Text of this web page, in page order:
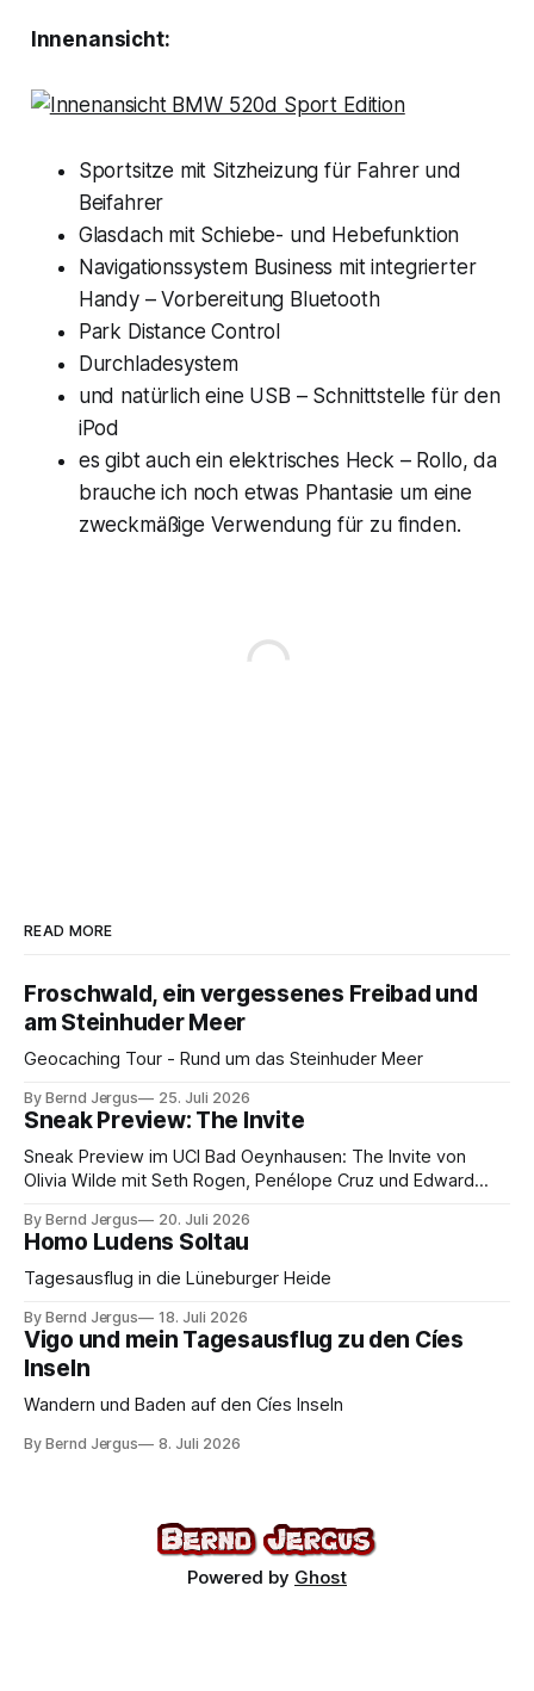
Innenansicht:
Sportsitze mit Sitzheizung für Fahrer und
Beifahrer
Glasdach mit Schiebe- und Hebefunktion
Navigationssystem Business mit integrierter
Handy – Vorbereitung Bluetooth
Park Distance Control
Durchladesystem
und natürlich eine USB – Schnittstelle für den
iPod
es gibt auch ein elektrisches Heck – Rollo, da
brauche ich noch etwas Phantasie um eine
zweckmäßige Verwendung für zu finden.
READ MORE
Froschwald, ein vergessenes Freibad und
am Steinhuder Meer
Geocaching Tour - Rund um das Steinhuder Meer
By Bernd Jergus 25. Juli 2026
Sneak Preview: The Invite
Sneak Preview im UCI Bad Oeynhausen: The Invite von
Olivia Wilde mit Seth Rogen, Penélope Cruz und Edward
By Bernd Jergus 20. Juli 2026
Homo Ludens Soltau
Tagesausflug in die Lüneburger Heide
By Bernd Jergus 18. Juli 2026
Vigo und mein Tagesausflug zu den Cíes
Inseln
Wandern und Baden auf den Cíes Inseln
By Bernd Jergus 8. Juli 2026
Powered by Ghost